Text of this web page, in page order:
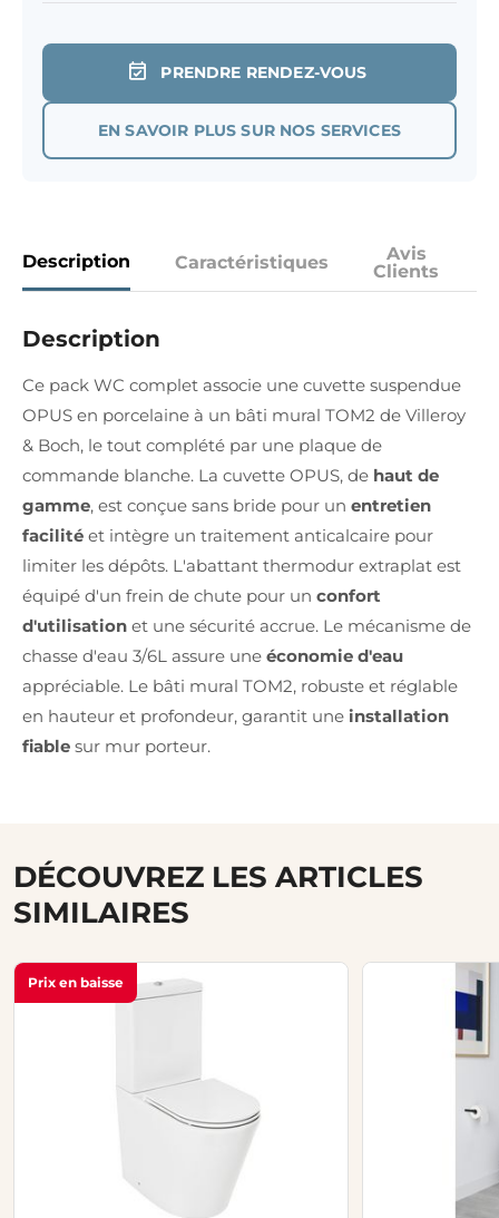
PRENDRE RENDEZ-VOUS
EN SAVOIR PLUS SUR NOS SERVICES
Description Caractéristiques
Avis
Clients
Description
Ce pack WC complet associe une cuvette suspendue
OPUS en porcelaine à un bâti mural TOM2 de Villeroy
& Boch, le tout complété par une plaque de
commande blanche. La cuvette OPUS, de haut de
gamme, est conçue sans bride pour un entretien
facilité et intègre un traitement anticalcaire pour
limiter les dépôts. L'abattant thermodur extraplat est
équipé d'un frein de chute pour un confort
d'utilisation et une sécurité accrue. Le mécanisme de
chasse d'eau 3/6L assure une économie d'eau
appréciable. Le bâti mural TOM2, robuste et réglable
en hauteur et profondeur, garantit une installation
fiable sur mur porteur.
DÉCOUVREZ LES ARTICLES
SIMILAIRES
Prix en baisse